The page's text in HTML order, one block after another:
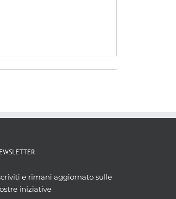
e rimani aggiornato sulle
iniziative